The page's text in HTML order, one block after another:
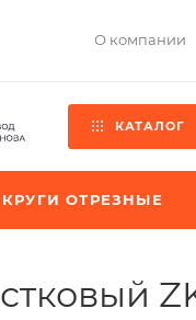
О компании
КАТАЛОГ
КРУГИ ОТРЕЗНЫЕ